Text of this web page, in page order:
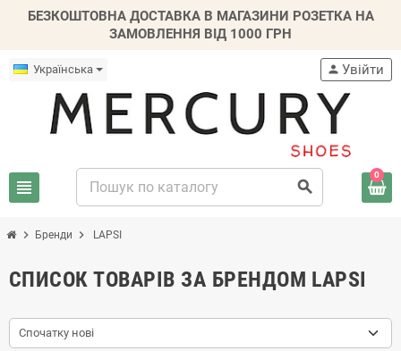
БЕЗКОШТОВНА ДОСТАВКА В МАГАЗИНИ РОЗЕТКА НА
ЗАМОВЛЕННЯ ВІД 1000 ГРН
Українська
view_headline search
person Увійти
0
chevron_right Бренди chevron_right LAPSI
СПИСОК ТОВАРІВ ЗА БРЕНДОМ LAPSI
Спочатку нові